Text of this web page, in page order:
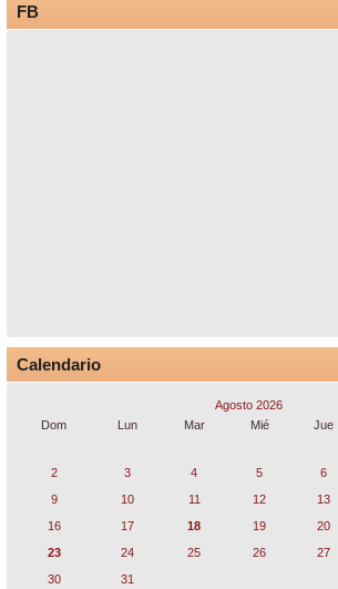
FB
Calendario
Agosto 2026
Dom
Lun Mar Mié Jue
2
3 4 5 6
9
10 11 12 13
16
17 18 19 20
23
24 25 26 27
30
31